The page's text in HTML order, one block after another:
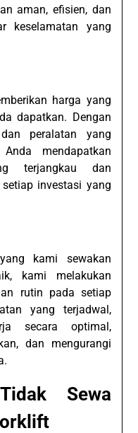
aman, efisien, dan
keselamatan yang
harga yang
dapatkan. Dengan
peralatan yang
mendapatkan
terjangkau dan
investasi yang
kami sewakan
kami melakukan
rutin pada setiap
yang terjadwal,
secara optimal,
dan mengurangi
Sewa